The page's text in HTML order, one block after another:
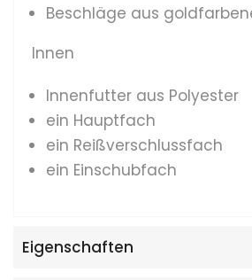
Beschläge aus
Innen
Innenfutter aus Polyester
ein Hauptfach
ein Reißverschlussfach
ein Einschubfach
Eigenschaften